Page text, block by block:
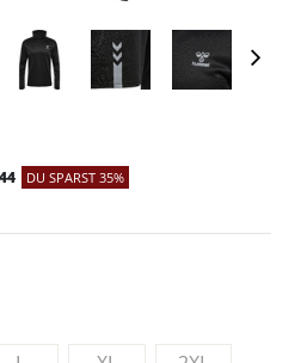
DU SPARST 35%